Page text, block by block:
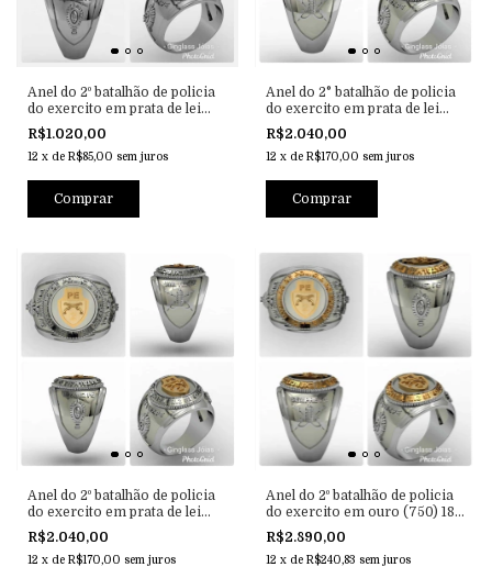
Anel do 2º batalhão de policia
do exercito em prata de lei
(950)
R$1.020,00
12 x de R$85,00 sem juros
Anel do 2° batalhão de policia
do exercito em prata de lei
(950) com ouro (750) 18k
R$2.040,00
12 x de R$170,00 sem juros
Anel do 2º batalhão de policia
do exercito em prata de lei
(950) com ouro (750) 18k
R$2.040,00
12 x de R$170,00 sem juros
Anel do 2º batalhão de policia
do exercito em ouro (750) 18k
com prata de lei (950)
R$2.890,00
12 x de R$240,83 sem juros